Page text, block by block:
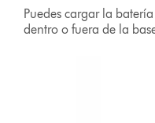
Puedes cargar la
dentro o fuera de la